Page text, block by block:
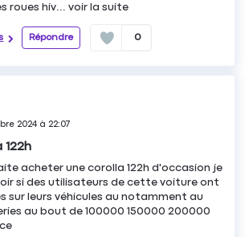
roues hiv...voir la suite
Répondre 0
2024à 22:07
122h
acheter une corolla 122h d'occasion je
si des utilisateurs de cette voiture ont
sur leurs véhicules au notamment au
au bout de 100000 150000 200000